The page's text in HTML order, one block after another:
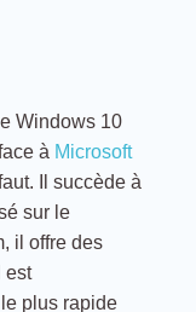
Windows 10
à Microsoft
Il succède à
sur le
il offre des
est
plus rapide